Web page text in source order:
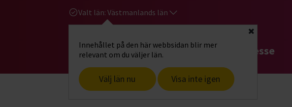
Valt län: Västmanlands län
Innehållet på den här webbsidan blir mer
relevant om du väljer län.
Välj län nu Visa inte igen
Stäng
Gå till studiefrämjandets startsidaHitta intresse